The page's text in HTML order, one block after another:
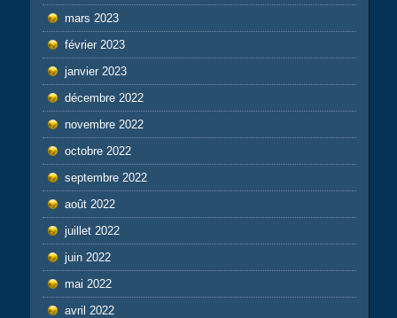
mars 2023
février 2023
janvier 2023
décembre 2022
novembre 2022
octobre 2022
septembre 2022
août 2022
juillet 2022
juin 2022
mai 2022
avril 2022